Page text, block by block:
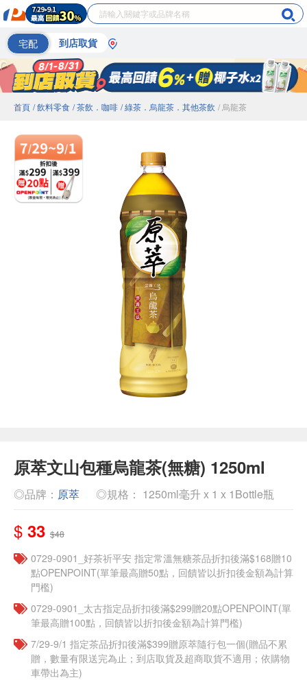
宅配 到店取貨
首頁 / 飲料零食 / 茶飲．咖啡 / 綠茶．烏龍茶．其他茶飲 / 烏龍茶
原萃文山包種烏龍茶(無糖) 1250ml
◎品牌： 原萃 ◎規格： 1250ml毫升 x 1 x 1Bottle瓶
$ 33 $48
​​0729-0901_好茶祈平安 指定常溫無糖茶品折扣後滿$168贈10
點OPENPOINT(單筆最高贈50點，回饋皆以折扣後金額為計算
門檻)
0729-0901_太古指定品折扣後滿$299贈20點OPENPOINT(單
筆最高贈100點，回饋皆以折扣後金額為計算門檻)
7/29-9/1 指定茶品折扣後滿$399贈原萃隨行包一個​(贈品不累
贈，數量有限送完為止；到店取貨及超商取貨不適用；依購物
車帶出為主)